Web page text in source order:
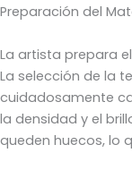
Preparación del
La artista prepara
La selección de la
cuidadosamente
la densidad y el
queden huecos, lo